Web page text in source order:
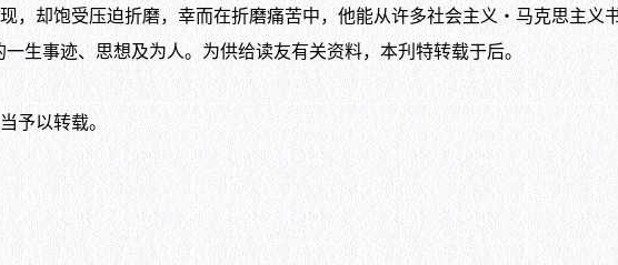
却饱受压迫折磨，幸而在折磨痛苦中，他能从许多社会主义‧马克思主义
生事迹、思想及为人。为供给读友有关资料，本刋特转载于后。
予以转载。